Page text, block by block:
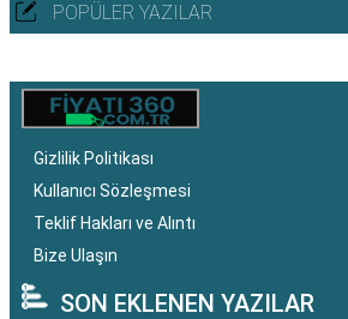
POPÜLER YAZILAR
Gizlilik Politikası
Kullanıcı Sözleşmesi
Teklif Hakları ve Alıntı
Bize Ulaşın
SON EKLENEN YAZILAR